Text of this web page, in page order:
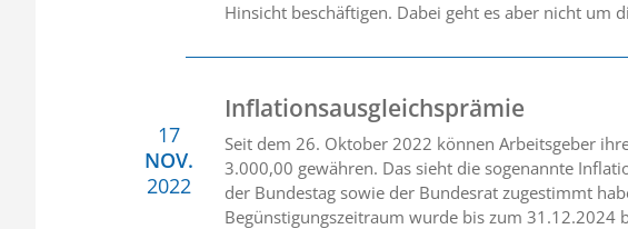
Hinsicht beschäftigen. Dabei geht es aber nicht um
17
NOV.
2022
Inflationsausgleichsprämie
Seit dem 26. Oktober 2022 können Arbeitsgeber
3.000,00 gewähren. Das sieht die sogenannte
der Bundestag sowie der Bundesrat zugestimmt
Begünstigungszeitraum wurde bis zum 31.12.2024